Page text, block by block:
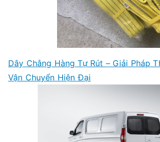
Dây Chằng Hàng Tự Rút – Giải Pháp
Vận Chuyển Hiện Đại